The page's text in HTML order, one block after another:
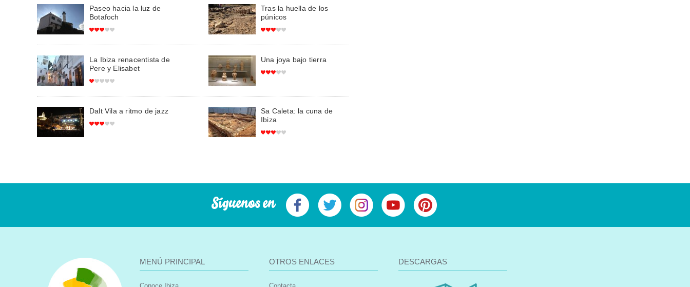
Paseo hacia la luz de
Botafoch
Tras la huella de los
púnicos
La Ibiza renacentista de
Pere y Elisabet
Una joya bajo tierra
Dalt Vila a ritmo de jazz
Sa Caleta: la cuna de
Ibiza
Síguenos en
MENÚ PRINCIPAL OTROS ENLACES DESCARGAS